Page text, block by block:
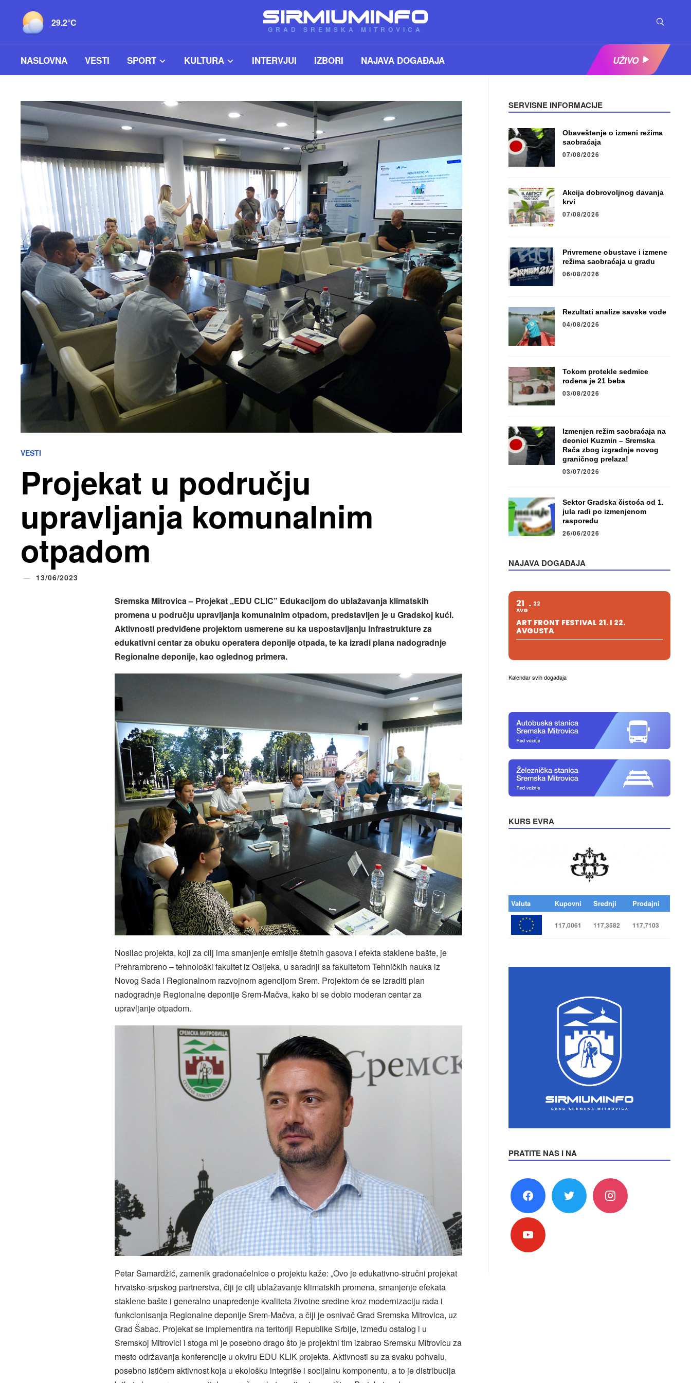
29.2°C
GRAD SREMSKA MITROVICA
NASLOVNA VESTI SPORT KULTURA INTERVJUI IZBORI NAJAVA DOGAĐAJA UŽIVO
VESTI
Projekat u području
upravljanja komunalnim
otpadom
13/06/2023
Sremska Mitrovica – Projekat „EDU CLIC” Edukacijom do ublažavanja klimatskih
promena u području upravljanja komunalnim otpadom, predstavljen je u Gradskoj kući.
Aktivnosti predviđene projektom usmerene su ka uspostavljanju infrastrukture za
edukativni centar za obuku operatera deponije otpada, te ka izradi plana nadogradnje
Regionalne deponije, kao oglednog primera.
Nosilac projekta, koji za cilj ima smanjenje emisije štetnih gasova i efekta staklene bašte, je
Prehrambreno – tehnološki fakultet iz Osijeka, u saradnji sa fakultetom Tehničkih nauka iz
Novog Sada i Regionalnom razvojnom agencijom Srem. Projektom će se izraditi plan
nadogradnje Regionalne deponije Srem-Mačva, kako bi se dobio moderan centar za
upravljanje otpadom.
Petar Samardžić, zamenik gradonačelnice o projektu kaže: „Ovo je edukativno-stručni projekat
hrvatsko-srpskog partnerstva, čiji je cilj ublažavanje klimatskih promena, smanjenje efekata
staklene bašte i generalno unapređenje kvaliteta životne sredine kroz modernizaciju rada i
funkcionisanja Regionalne deponije Srem-Mačva, a čiji je osnivač Grad Sremska Mitrovica, uz
Grad Šabac. Projekat se implementira na teritoriji Republike Srbije, između ostalog i u
Sremskoj Mitrovici i stoga mi je posebno drago što je projektni tim izabrao Sremsku Mitrovicu za
mesto održavanja konferencije u okviru EDU KLIK projekta. Aktivnosti su za svaku pohvalu,
posebno ističem aktivnost koja u ekološku integriše i socijalnu komponentu, a to je distribucija
SERVISNE INFORMACIJE
Obaveštenje o izmeni režima
saobraćaja
07/08/2026
Akcija dobrovoljnog davanja
krvi
07/08/2026
Privremene obustave i izmene
režima saobraćaja u gradu
06/08/2026
Rezultati analize savske vode
04/08/2026
Tokom protekle sedmice
rođena je 21 beba
03/08/2026
Izmenjen režim saobraćaja na
deonici Kuzmin – Sremska
Rača zbog izgradnje novog
graničnog prelaza!
03/07/2026
Sektor Gradska čistoća od 1.
jula radi po izmenjenom
rasporedu
26/06/2026
NAJAVA DOGAĐAJA
21
AVG
22
ART FRONT FESTIVAL 21. I 22.
AVGUSTA
Kalendar svih događaja
KURS EVRA
Valuta Kupovni Srednji Prodajni
117,0061 117,3582 117,7103
PRATITE NAS I NA
facebook twitter instagram
youtube